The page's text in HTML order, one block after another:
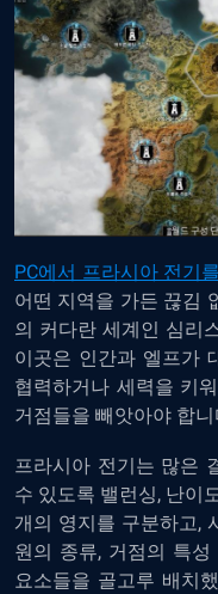
PC에서 프라시아 전기
어떤 지역을 가든 끊김
의 커다란 세계인 심리
이곳은 인간과 엘프가
협력하거나 세력을 키
거점들을 빼앗아야 합니
프라시아 전기는 많은
수 있도록 밸런싱, 난이
개의 영지를 구분하고,
원의 종류, 거점의 특
요소들을 골고루 배치